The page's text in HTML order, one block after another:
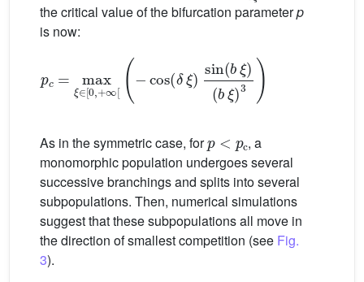
the critical value of the bifurcation parameterp
is now:
0, ξ sin (bξ
(
As in the symmetric case, for
, a
monomorphic population undergoes several
successive branchings and splits into several
subpopulations. Then, numerical simulations
suggest that these subpopulations all move in
the direction of smallest competition (see Fig.
3).